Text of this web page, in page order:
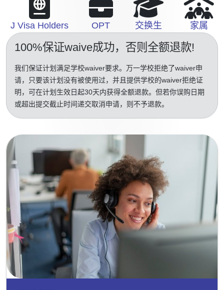
J Visa Holders OPT 交换生 家属
100%保证waive成功，否则全额退款!
我们保证计划满足学校waiver要求。万一学校拒绝了waiver申
请，只要该计划没有被使用过，并且提供学校的waiver拒绝证
明，可在计划生效日起30天内获得全额退款。但若你误购日期
或超出提交截止时间递交取消申请，则不予退款。